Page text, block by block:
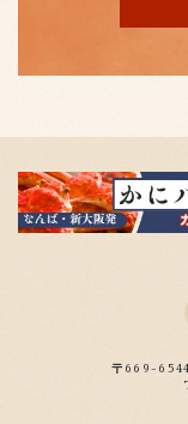
〒669-